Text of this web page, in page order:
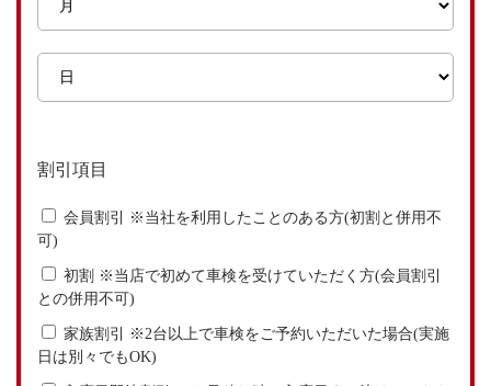
割引項目
会員割引 ※当社を利用したことのある方(初割と併用不
可)
初割 ※当店で初めて車検を受けていただく方(会員割引
との併用不可)
家族割引 ※2台以上で車検をご予約いただいた場合(実施
日は別々でもOK)